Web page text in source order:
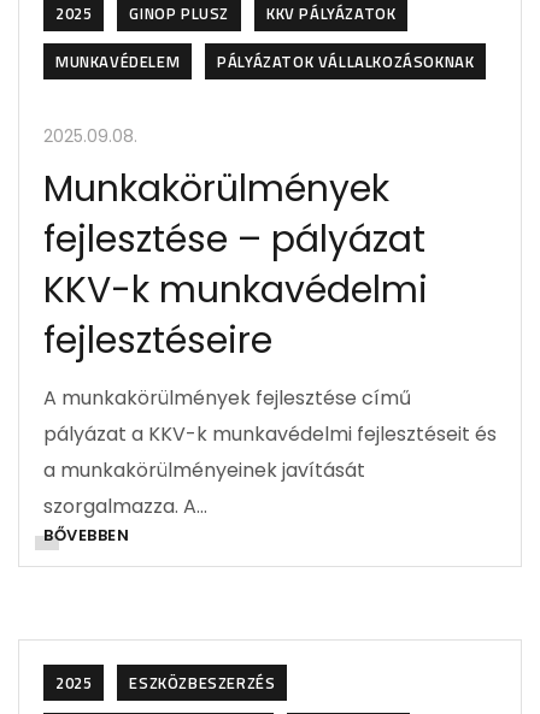
2025 GINOP PLUSZ
KKV PÁLYÁZATOK
MUNKAVÉDELEM
PÁLYÁZATOK VÁLLALKOZÁSOKNAK
2025.09.08.
Munkakörülmények
fejlesztése – pályázat
KKV-k munkavédelmi
fejlesztéseire
A munkakörülmények fejlesztése című
pályázat a KKV-k munkavédelmi fejlesztéseit és
a munkakörülményeinek javítását
szorgalmazza. A…
BŐVEBBEN
2025
ESZKÖZBESZERZÉS